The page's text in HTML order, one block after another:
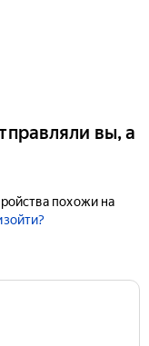
вы, а
похожи на